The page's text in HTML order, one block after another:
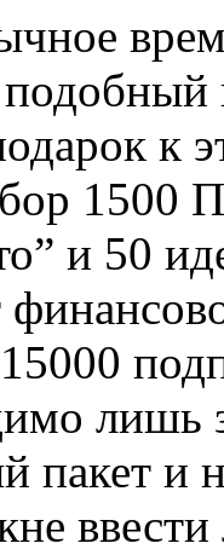
к
1500
и 50
лишь
пакет и